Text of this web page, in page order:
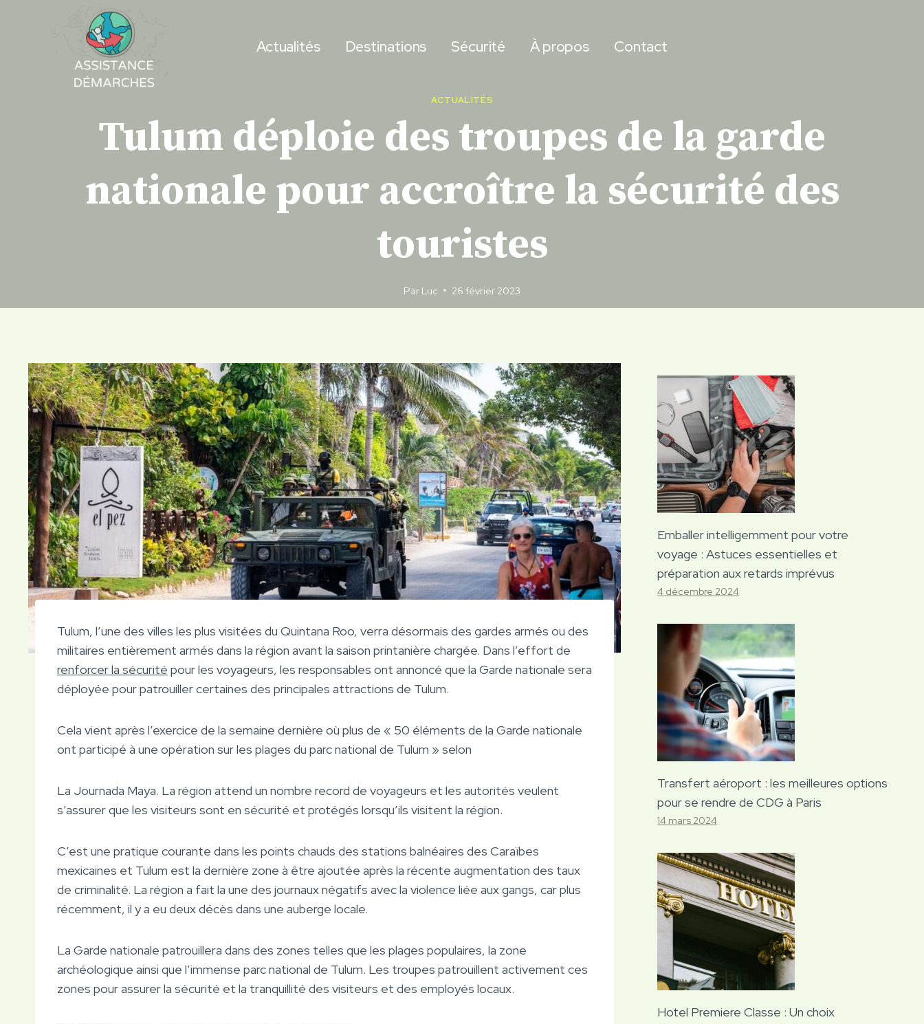
Actualités Destinations Sécurité À propos Contact
ACTUALITÉS
Tulum déploie des troupes de la garde
nationale pour accroître la sécurité des
touristes
Par Luc 26 février 2023
Tulum, l’une des villes les plus visitées du Quintana Roo, verra désormais des gardes armés ou des
militaires entièrement armés dans la région avant la saison printanière chargée. Dans l’effort de
renforcer la sécurité pour les voyageurs, les responsables ont annoncé que la Garde nationale sera
déployée pour patrouiller certaines des principales attractions de Tulum.
Cela vient après l’exercice de la semaine dernière où plus de « 50 éléments de la Garde nationale
ont participé à une opération sur les plages du parc national de Tulum » selon
La Journada Maya. La région attend un nombre record de voyageurs et les autorités veulent
s’assurer que les visiteurs sont en sécurité et protégés lorsqu’ils visitent la région.
C’est une pratique courante dans les points chauds des stations balnéaires des Caraïbes
mexicaines et Tulum est la dernière zone à être ajoutée après la récente augmentation des taux
de criminalité. La région a fait la une des journaux négatifs avec la violence liée aux gangs, car plus
récemment, il y a eu deux décès dans une auberge locale.
La Garde nationale patrouillera dans des zones telles que les plages populaires, la zone
archéologique ainsi que l’immense parc national de Tulum. Les troupes patrouillent activement ces
zones pour assurer la sécurité et la tranquillité des visiteurs et des employés locaux.
Emballer intelligemment pour votre
voyage : Astuces essentielles et
préparation aux retards imprévus
4 décembre 2024
Transfert aéroport : les meilleures options
pour se rendre de CDG à Paris
14 mars 2024
Hotel Premiere Classe : Un choix